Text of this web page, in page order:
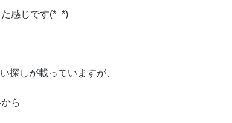
感じです(*_*)
探しが載っていますが、
ら